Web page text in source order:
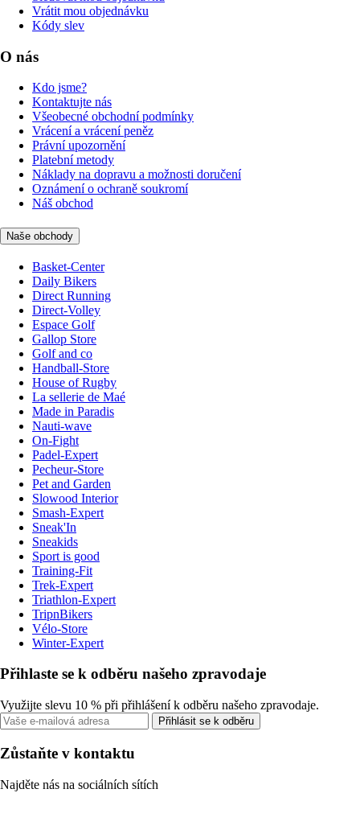
Vrátit mou objednávku
Kódy slev
O nás
Kdo jsme?
Kontaktujte nás
Všeobecné obchodní podmínky
Vrácení a vrácení peněz
Právní upozornění
Platební metody
Náklady na dopravu a možnosti doručení
Oznámení o ochraně soukromí
Náš obchod
Naše obchody
Basket-Center
Daily Bikers
Direct Running
Direct-Volley
Espace Golf
Gallop Store
Golf and co
Handball-Store
House of Rugby
La sellerie de Maé
Made in Paradis
Nauti-wave
On-Fight
Padel-Expert
Pecheur-Store
Pet and Garden
Slowood Interior
Smash-Expert
Sneak'In
Sneakids
Sport is good
Training-Fit
Trek-Expert
Triathlon-Expert
TripnBikers
Vélo-Store
Winter-Expert
Přihlaste se k odběru našeho zpravodaje
Využijte slevu 10 % při přihlášení k odběru našeho zpravodaje.
Přihlásit se k odběru
Zůstaňte v kontaktu
Najděte nás na sociálních sítích